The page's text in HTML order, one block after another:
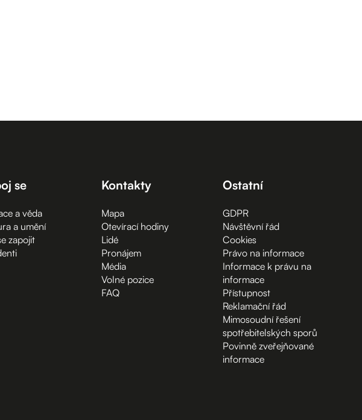
se
a věda
a umění
zapojit
Kontakty
Mapa
Otevírací hodiny
Lidé
Pronájem
Média
Volné pozice
FAQ
Ostatní
GDPR
Návštěvní řád
Cookies
Právo na informace
Informace k právu na
informace
Přístupnost
Reklamační řád
Mimosoudní řešení
spotřebitelských sporů
Povinně zveřejňované
informace